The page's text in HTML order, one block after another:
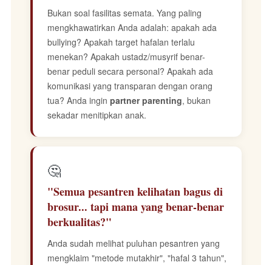
Bukan soal fasilitas semata. Yang paling
mengkhawatirkan Anda adalah: apakah ada
bullying? Apakah target hafalan terlalu
menekan? Apakah ustadz/musyrif benar-
benar peduli secara personal? Apakah ada
komunikasi yang transparan dengan orang
tua? Anda ingin partner parenting, bukan
sekadar menitipkan anak.
🤔
"Semua pesantren kelihatan bagus di
brosur... tapi mana yang benar-benar
berkualitas?"
Anda sudah melihat puluhan pesantren yang
mengklaim "metode mutakhir", "hafal 3 tahun",